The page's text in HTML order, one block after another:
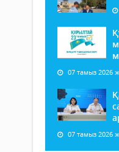
07 тамыз 2026 ж.
07 тамыз 2026 ж.